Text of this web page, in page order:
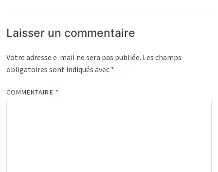
Laisser un commentaire
Votre adresse e-mail ne sera pas publiée. Les champs
obligatoires sont indiqués avec *
COMMENTAIRE *